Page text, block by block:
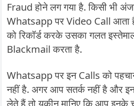
Fraud होने लग गया है. किसी भी
Whatsapp पर Video Call आता
को रिकॉर्ड करके उसका गलत
Blackmail करता है.
Whatsapp पर इन Calls को
नहीं है. अगर आप सतर्क नहीं है और
लेते हैं तो यकीन मानिए कि आप